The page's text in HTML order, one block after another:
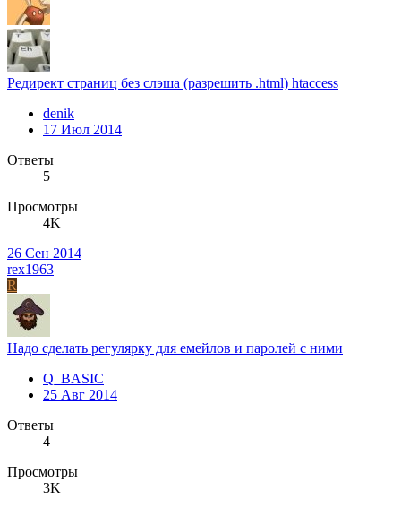
Редирект страниц без слэша (разрешить .html) htaccess
denik
17 Июл 2014
Ответы
5
Просмотры
4K
26 Сен 2014
rex1963
R
Надо сделать регулярку для емейлов и паролей с ними
Q_BASIC
25 Авг 2014
Ответы
4
Просмотры
3K